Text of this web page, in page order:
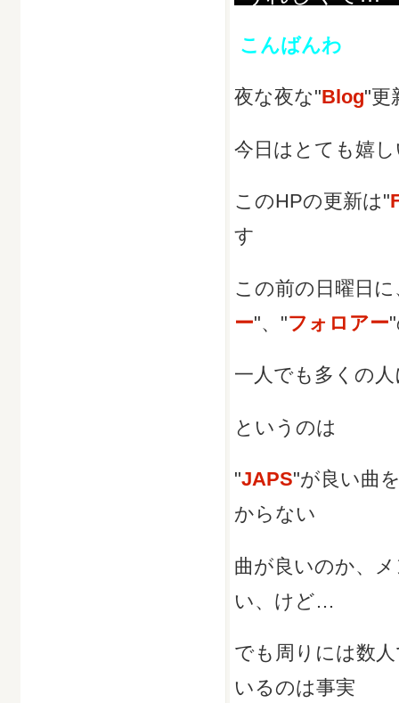
こんばんわ
夜な夜な"Blog"更
今日はとても嬉
このHPの更新は"
す
この前の日曜日
ー"、"フォロアー
一人でも多くの人
というのは
"JAPS"が良い曲
からない
曲が良いのか、
い、けど…
でも周りには数
いるのは事実